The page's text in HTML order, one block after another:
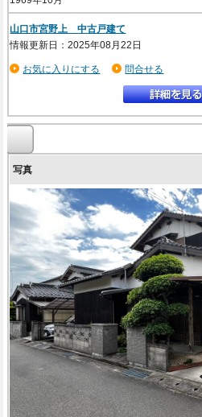
山口市宮野上 中古戸建て
情報更新日：2025年08月22日
お気に入りにする 問合せる